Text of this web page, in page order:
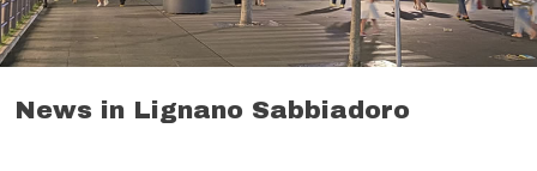
News in Lignano Sabbiadoro